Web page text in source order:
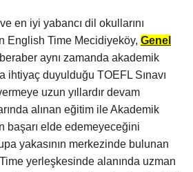
en iyi yabancı dil okullarını
English Time Mecidiyeköy, Genel
aynı zamanda akademik
ihtiyaç duyulduğu TOEFL Sınavı
uzun yıllardır devam
alınan eğitim ile Akademik
başarı elde edemeyeceğini
yakasının merkezinde bulunan
yerleşkesinde alanında uzman